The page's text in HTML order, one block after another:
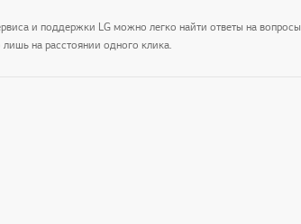
и поддержки LG можно легко найти ответы на
на расстоянии одного клика.